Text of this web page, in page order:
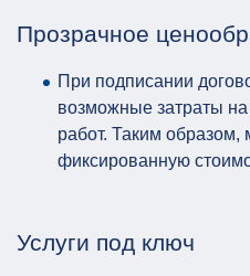
Прозрачное
При подписании
возможные затраты
работ. Таким образом,
фиксированную
Услуги под ключ